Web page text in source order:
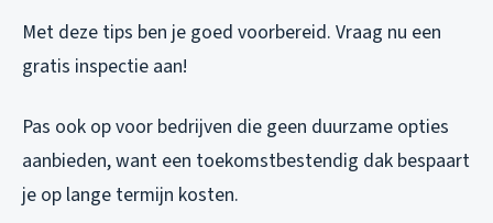
Met deze tips ben je goed voorbereid. Vraag nu een
gratis inspectie aan!
Pas ook op voor bedrijven die geen duurzame opties
aanbieden, want een toekomstbestendig dak bespaart
je op lange termijn kosten.